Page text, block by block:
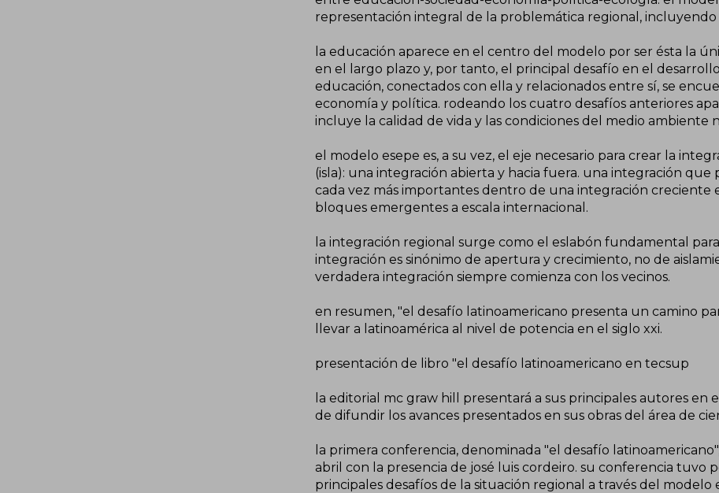
representación integral de la problemática regional, incluyendo
la educación aparece en el centro del modelo por ser ésta la
en el largo plazo y, por tanto, el principal desafío en el
educación, conectados con ella y relacionados entre sí, se
economía y política. rodeando los cuatro desafíos anteriores
incluye la calidad de vida y las condiciones del medio ambiente
el modelo esepe es, a su vez, el eje necesario para crear la
(isla): una integración abierta y hacia fuera. una integración
cada vez más importantes dentro de una integración creciente
bloques emergentes a escala internacional.
la integración regional surge como el eslabón fundamental
integración es sinónimo de apertura y crecimiento, no de
verdadera integración siempre comienza con los vecinos.
en resumen, "el desafío latinoamericano presenta un camino
llevar a latinoamérica al nivel de potencia en el siglo xxi.
presentación de libro "el desafío latinoamericano en tecsup
la editorial mc graw hill presentará a sus principales autores en
de difundir los avances presentados en sus obras del área de
la primera conferencia, denominada "el desafío
abril con la presencia de josé luis cordeiro. su conferencia tuvo
principales desafíos de la situación regional a través del modelo